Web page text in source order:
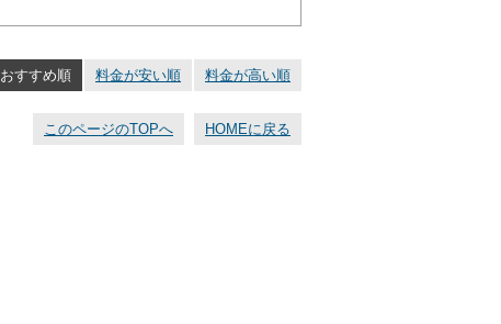
おすすめ順 料金が安い順 料金が高い順
このページのTOPへ HOMEに戻る